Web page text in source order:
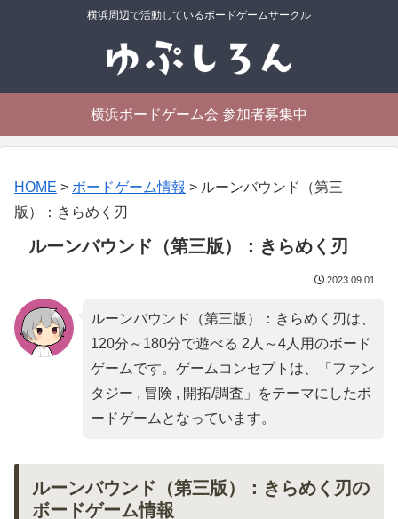
横浜周辺で活動しているボードゲームサークル
横浜ボードゲーム会 参加者募集中
HOME > ボードゲーム情報 > ルーンバウンド（第三
版）：きらめく刃
ルーンバウンド（第三版）：きらめく刃
2023.09.01
ルーンバウンド（第三版）：きらめく刃は、
120分～180分で遊べる 2人～4人用のボード
ゲームです。ゲームコンセプトは、「 ファン
タジー , 冒険 , 開拓/調査 」をテーマにしたボ
ードゲームとなっています。
ルーンバウンド（第三版）：きらめく刃の
ボードゲーム情報